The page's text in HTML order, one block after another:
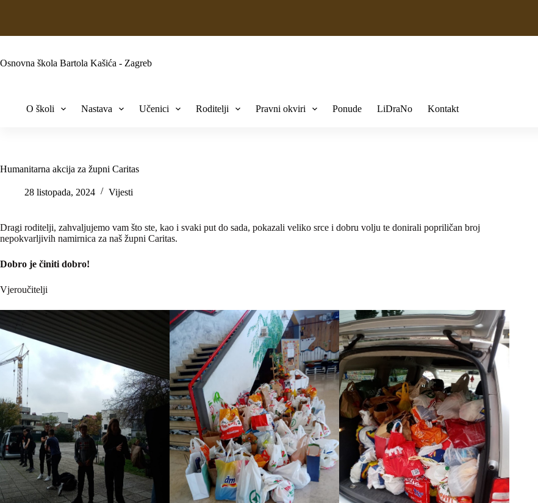
Osnovna škola Bartola Kašića - Zagreb
O školi Nastava Učenici Roditelji Pravni okviri Ponude LiDraNo Kontakt
Humanitarna akcija za župni Caritas
28 listopada, 2024 Vijesti
Dragi roditelji, zahvaljujemo vam što ste, kao i svaki put do sada, pokazali veliko srce i dobru volju te donirali popriličan broj
nepokvarljivih namirnica za naš župni Caritas.
Dobro je činiti dobro!
Vjeroučitelji